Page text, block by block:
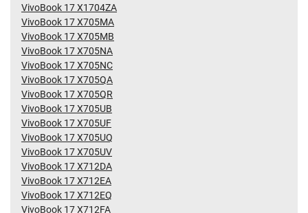
VivoBook 17 X1704ZA
VivoBook 17 X705MA
VivoBook 17 X705MB
VivoBook 17 X705NA
VivoBook 17 X705NC
VivoBook 17 X705QA
VivoBook 17 X705QR
VivoBook 17 X705UB
VivoBook 17 X705UF
VivoBook 17 X705UQ
VivoBook 17 X705UV
VivoBook 17 X712DA
VivoBook 17 X712EA
VivoBook 17 X712EQ
VivoBook 17 X712FA